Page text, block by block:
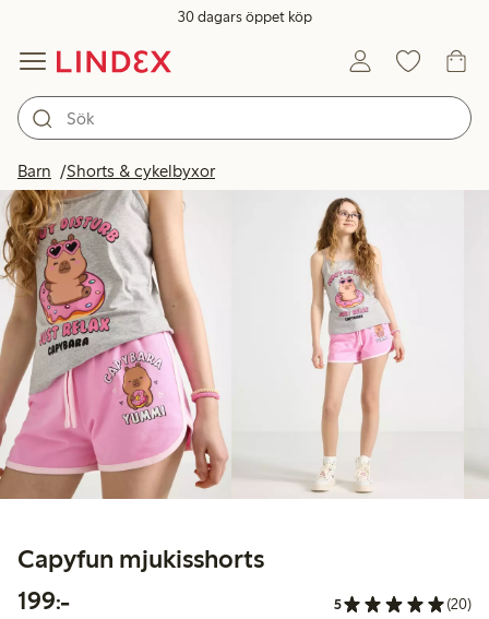
30 dagars öppet köp
Barn Shorts & cykelbyxor
Capyfun mjukisshorts
199:-199,00 kr 5 (20)